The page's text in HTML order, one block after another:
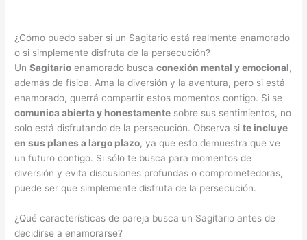
¿Cómo puedo saber si un Sagitario está realmente enamorado
o si simplemente disfruta de la persecución?
UnSagitario enamorado buscaconexión mental y emocional,
además de física. Ama la diversión y la aventura, pero si está
enamorado, querrá compartir estos momentos contigo. Si se
comunica abierta y honestamente sobre sus sentimientos, no
solo está disfrutando de la persecución. Observa site incluye
en sus planes a largo plazo, ya que esto demuestra que ve
un futuro contigo. Si sólo te busca para momentos de
diversión y evita discusiones profundas o comprometedoras,
puede ser que simplemente disfruta de la persecución.
¿Qué características de pareja busca un Sagitario antes de
decidirse a enamorarse?